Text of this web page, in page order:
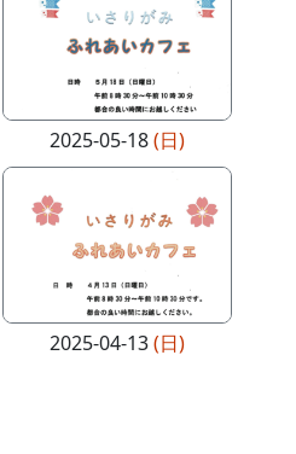
2025-05-18(日)
2025-04-13(日)